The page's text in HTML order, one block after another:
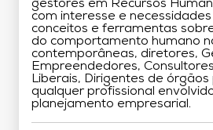
gestores em Recursos
com interesse e
conceitos e ferramentas
do comportamento humano
contemporâneas, diretores,
Empreendedores,
Liberais, Dirigentes de órgãos
qualquer profissional
planejamento empresarial.